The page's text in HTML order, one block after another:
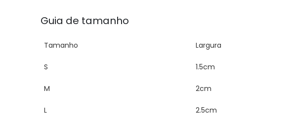
Guia de tamanho
Tamanho Largura
S 1.5cm
M 2cm
L 2.5cm